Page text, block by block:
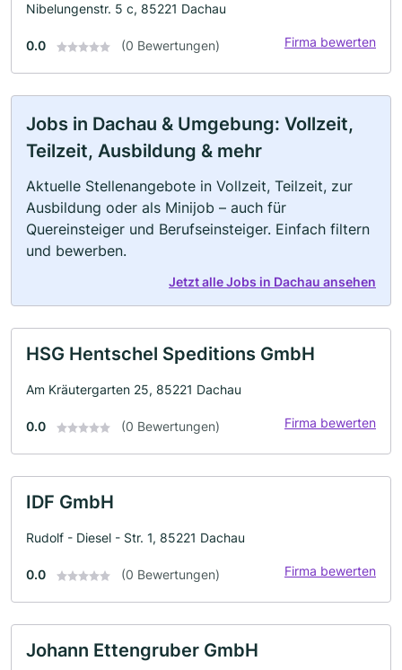
Nibelungenstr. 5 c, 85221 Dachau
0.0 (0 Bewertungen) Firma bewerten
Jobs in Dachau & Umgebung: Vollzeit,
Teilzeit, Ausbildung & mehr
Aktuelle Stellenangebote in Vollzeit, Teilzeit, zur
Ausbildung oder als Minijob – auch für
Quereinsteiger und Berufseinsteiger. Einfach filtern
und bewerben.
Jetzt alle Jobs in Dachau ansehen
HSG Hentschel Speditions GmbH
Am Kräutergarten 25, 85221 Dachau
0.0 (0 Bewertungen) Firma bewerten
IDF GmbH
Rudolf - Diesel - Str. 1, 85221 Dachau
0.0 (0 Bewertungen) Firma bewerten
Johann Ettengruber GmbH